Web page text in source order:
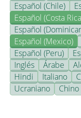
Español (Chile)
Español (Costa
Español
Español (Mexico)
Español (Peru)
Inglés
Árabe
Hindi
Italiano
Ucraniano
Chino